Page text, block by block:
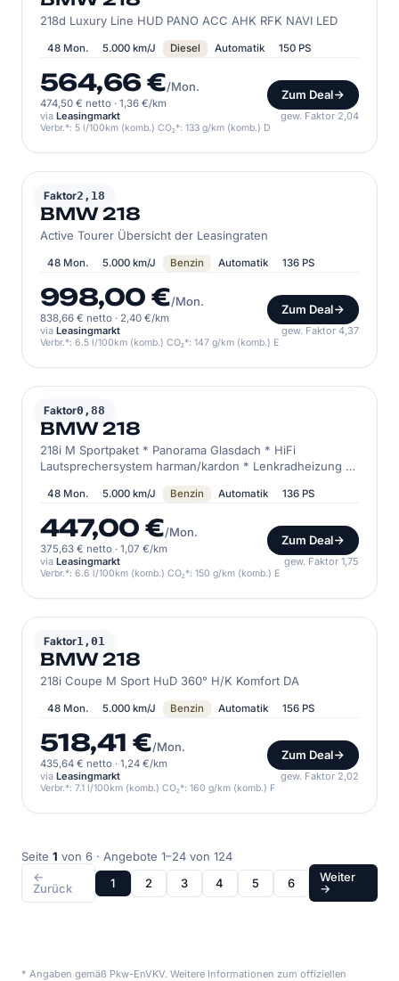
218d Luxury Line HUD PANO ACC AHK RFK NAVI LED
48 Mon. 5.000 km/J Diesel Automatik 150 PS
564,66 €/Mon.
474,50 € netto · 1,36 €/km
Zum Deal
via Leasingmarkt gew. Faktor 2,04
Verbr.*: 5 l/100km (komb.) CO₂*: 133 g/km (komb.) D
Faktor2,18
BMW
BMW 218
Active Tourer Übersicht der Leasingraten
48 Mon. 5.000 km/J Benzin Automatik 136 PS
998,00 €/Mon.
838,66 € netto · 2,40 €/km
Zum Deal
via Leasingmarkt gew. Faktor 4,37
Verbr.*: 6.5 l/100km (komb.) CO₂*: 147 g/km (komb.) E
Faktor0,88
BMW
BMW 218
218i M Sportpaket * Panorama Glasdach * HiFi
Lautsprechersystem harman/kardon * Lenkradheizung *
48 Mon. 5.000 km/J Benzin Automatik 136 PS
447,00 €/Mon.
375,63 € netto · 1,07 €/km
Zum Deal
via Leasingmarkt gew. Faktor 1,75
Verbr.*: 6.6 l/100km (komb.) CO₂*: 150 g/km (komb.) E
Faktor1,01
BMW
BMW 218
218i Coupe M Sport HuD 360° H/K Komfort DA
48 Mon. 5.000 km/J Benzin Automatik 156 PS
518,41 €/Mon.
435,64 € netto · 1,24 €/km
Zum Deal
via Leasingmarkt gew. Faktor 2,02
Verbr.*: 7.1 l/100km (komb.) CO₂*: 160 g/km (komb.) F
Seite 1 von 6 · Angebote 1–24 von 124
←
Zurück
1 2 3 4 5 6
Weiter
→
* Angaben gemäß Pkw-EnVKV. Weitere Informationen zum offiziellen